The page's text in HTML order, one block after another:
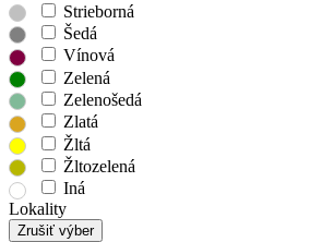
Strieborná
Šedá
Vínová
Zelená
Zelenošedá
Zlatá
Žltá
Žltozelená
Iná
Lokality
Zrušiť výber